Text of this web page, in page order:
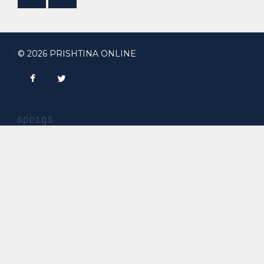
© 2026 PRISHTINA ONLINE